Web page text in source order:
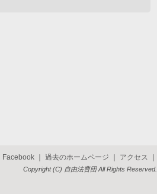
Facebook ｜ 過去のホームページ ｜ アクセス ｜
Copyright (C) 自由法曹団 All Rights Reserved.